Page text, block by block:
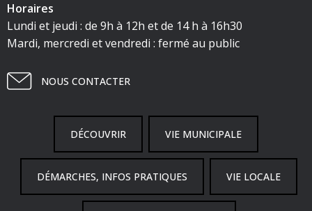
Horaires
Lundi et jeudi : de 9h à 12h et de 14 h à 16h30
Mardi, mercredi et vendredi : fermé au public
NOUS CONTACTER
DÉCOUVRIR VIE MUNICIPALE
DÉMARCHES, INFOS PRATIQUES VIE LOCALE